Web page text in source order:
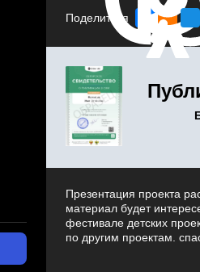
Поделиться
Презентация проекта
материал будет
фестивале детских
по другим проектам.